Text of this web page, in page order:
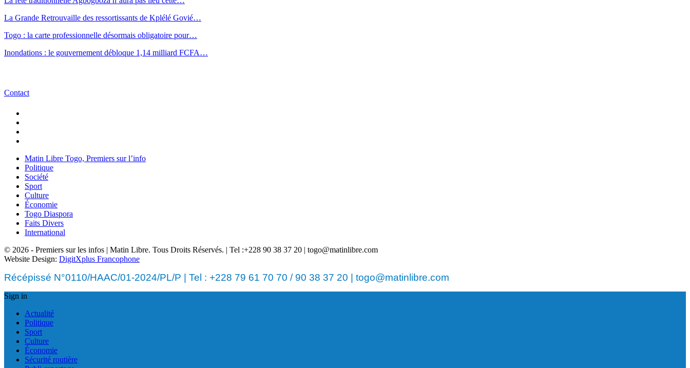
La Grande Retrouvaille des ressortissants de Kplélé Govié…
Togo : la carte professionnelle désormais obligatoire pour…
Inondations : le gouvernement débloque 1,14 milliard FCFA…
Contact
Matin Libre Togo, Premiers sur l’info
Politique
Société
Sport
Culture
Économie
Togo Diaspora
Faits Divers
International
© 2026 - Premiers sur les infos | Matin Libre. Tous Droits Réservés. | Tel :+228 90 38 37 20 | togo@matinlibre.com
Website Design: DigitXplus Francophone
Récépissé N°0110/HAAC/01-2024/PL/P | Tel : +228 79 61 70 70 / 90 38 37 20 | togo@matinlibre.com
Sign in
Actualité
Politique
Sport
Culture
Économie
Sécurité routière